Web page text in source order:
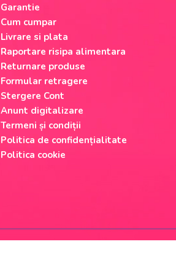
Garantie
Cum cumpar
Livrare si plata
Raportare risipa alimentara
Returnare produse
Formular retragere
Stergere Cont
Anunt digitalizare
Termeni și condiții
Politica de confidențialitate
Politica cookie